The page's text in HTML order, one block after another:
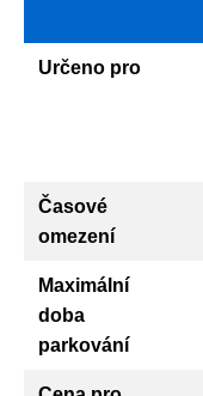
Určeno pro
Časové
omezení
Maximální
doba
parkování